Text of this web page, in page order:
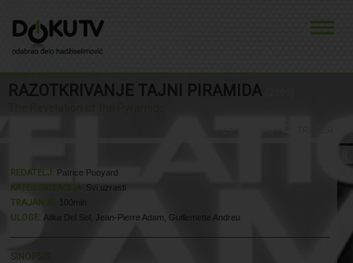
RAZOTKRIVANJE TAJNI PIRAMIDA
REDATELJ: Patrice Pooyard
KATEGORIZACIJA: Svi uzrasti
TRAJANJE: 100min
ULOGE: Alika Del Sol, Jean-Pierre Adam, Guillemette Andreu
SINOPSIS